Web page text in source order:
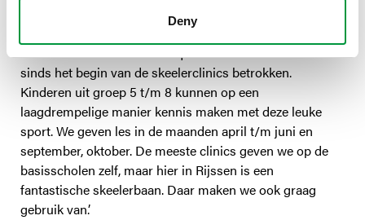
Deny
clinics worden verzorgd door een vast team trainers die
zelf tot de top van het Nederlandse skeeleren behoren.
Eén van de trainers is Monique Roosenboom. ‘ Ik ben
sinds het begin van de skeelerclinics betrokken.
Kinderen uit groep 5 t/m 8 kunnen op een
laagdrempelige manier kennis maken met deze leuke
sport. We geven les in de maanden april t/m juni en
september, oktober. De meeste clinics geven we op de
basisscholen zelf, maar hier in Rijssen is een
fantastische skeelerbaan. Daar maken we ook graag
gebruik van.’